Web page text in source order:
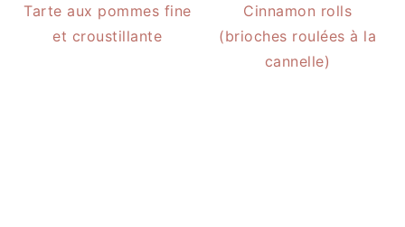
Tarte aux pommes fine
et croustillante
Cinnamon rolls
(brioches roulées à la
cannelle)